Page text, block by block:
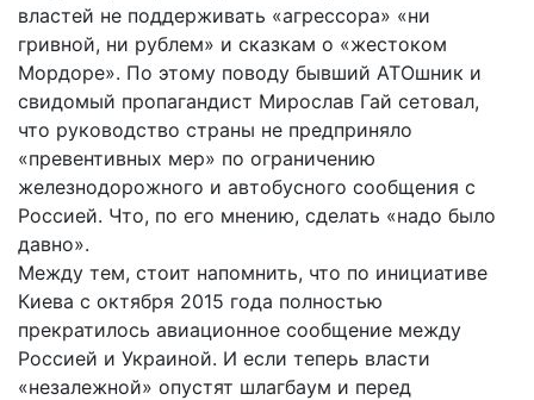
властей не поддерживать «агрессора» «ни
гривной, ни рублем» и сказкам о «жестоком
Мордоре». По этому поводу бывший АТОшник и
свидомый пропагандист Мирослав Гай сетовал,
что руководство страны не предприняло
«превентивных мер» по ограничению
железнодорожного и автобусного сообщения с
Россией. Что, по его мнению, сделать «надо было
давно».
Между тем, стоит напомнить, что по инициативе
Киева с октября 2015 года полностью
прекратилось авиационное сообщение между
Россией и Украиной. И если теперь власти
«незалежной» опустят шлагбаум и перед